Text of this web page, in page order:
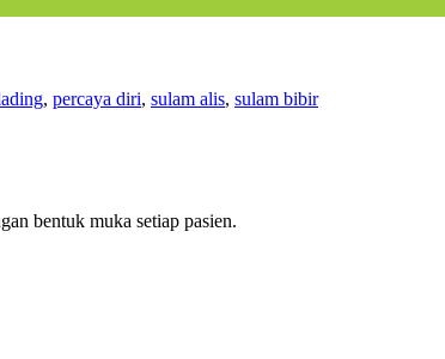
, percaya diri, sulam alis, sulam bibir
bentuk muka setiap pasien.